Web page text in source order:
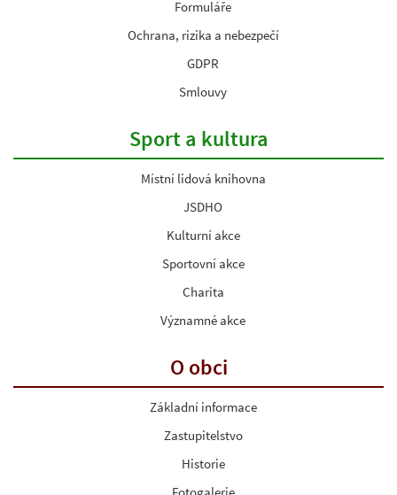
Formuláře
Ochrana, rizika a nebezpečí
GDPR
Smlouvy
Sport a kultura
Místní lidová knihovna
JSDHO
Kulturní akce
Sportovní akce
Charita
Významné akce
O obci
Základní informace
Zastupitelstvo
Historie